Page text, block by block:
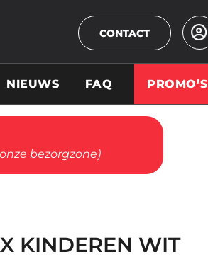
CONTACT
NIEUWS FAQ PROMO’S
bezorgzone)
KINDEREN WIT